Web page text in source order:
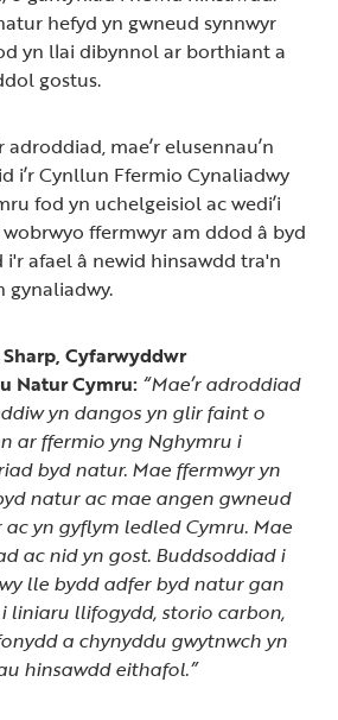
hefyd yn gwneud synnwyr
yn llai dibynnol ar borthiant a
gostus.
mae’r elusennau’n
i’r Cynllun Ffermio Cynaliadwy
fod yn uchelgeisiol ac wedi’i
ffermwyr am ddod â byd
afael â newid hinsawdd tra'n
gynaliadwy.
Sharp, Cyfarwyddwr
Natur Cymru: “Mae’r adroddiad
yn dangos yn glir faint o
ar ffermio yng Nghymru i
byd natur. Mae ffermwyr yn
natur ac mae angen gwneud
yn gyflym ledled Cymru. Mae
ac nid yn gost. Buddsoddiad i
lle bydd adfer byd natur gan
liniaru llifogydd, storio carbon,
a chynyddu gwytnwch yn
hinsawdd eithafol.”